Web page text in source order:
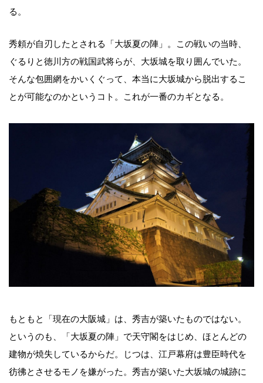
る。
秀頼が自刃したとされる「大坂夏の陣」。この戦いの当時、
ぐるりと徳川方の戦国武将らが、大坂城を取り囲んでいた。
そんな包囲網をかいくぐって、本当に大坂城から脱出するこ
とが可能なのかというコト。これが一番のカギとなる。
もともと「現在の大阪城」は、秀吉が築いたものではない。
というのも、「大坂夏の陣」で天守閣をはじめ、ほとんどの
建物が焼失しているからだ。じつは、江戸幕府は豊臣時代を
彷彿とさせるモノを嫌がった。秀吉が築いた大坂城の城跡に